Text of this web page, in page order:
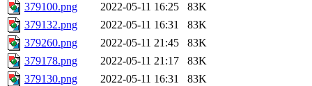
379100.png
2022-05-11 16:25
83K
379132.png
2022-05-11 16:31
83K
379260.png
2022-05-11 21:45
83K
379178.png
2022-05-11 21:17
83K
379130.png
2022-05-11 16:31
83K